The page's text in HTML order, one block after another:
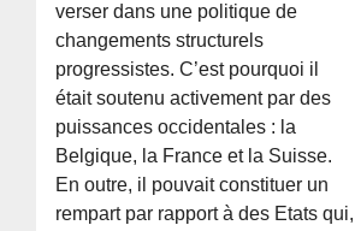
verser dans une politique de
changements structurels
progressistes. C’est pourquoi il
était soutenu activement par des
puissances occidentales : la
Belgique, la France et la Suisse.
En outre, il pouvait constituer un
rempart par rapport à des Etats qui,